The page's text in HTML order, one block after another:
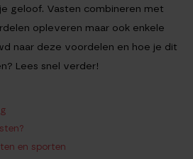
geloof. Vasten combineren met
opleveren maar ook enkele
naar deze voordelen en hoe je dit
Lees snel verder!
en sporten